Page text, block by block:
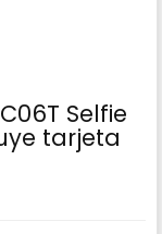
Selfie
tarjeta